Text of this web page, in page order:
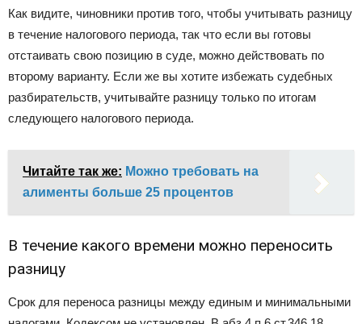
Как видите, чиновники против того, чтобы учитывать разницу
в течение налогового периода, так что если вы готовы
отстаивать свою позицию в суде, можно действовать по
второму варианту. Если же вы хотите избежать судебных
разбирательств, учитывайте разницу только по итогам
следующего налогового периода.
Читайте так же: Можно требовать на
алименты больше 25 процентов
В течение какого времени можно переносить
разницу
Срок для переноса разницы между единым и минимальными